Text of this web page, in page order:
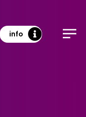
info